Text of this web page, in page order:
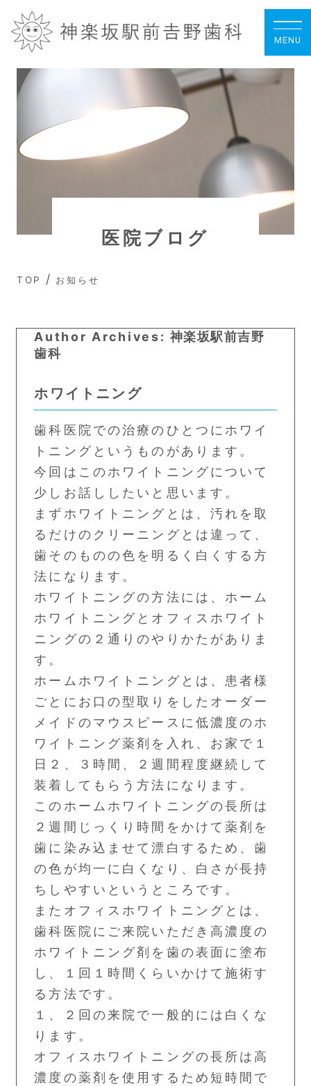
MENU
TOP
アクセス
医院ブログ
TOP / お知らせ
Author Archives: 神楽坂駅前吉野
歯科
ホワイトニング
歯科医院での治療のひとつにホワイ
トニングというものがあります。
今回はこのホワイトニングについて
少しお話ししたいと思います。
まずホワイトニングとは、汚れを取
るだけのクリーニングとは違って、
歯そのものの色を明るく白くする方
法になります。
ホワイトニングの方法には、ホーム
ホワイトニングとオフィスホワイト
ニングの２通りのやりかたがありま
す。
ホームホワイトニングとは、患者様
ごとにお口の型取りをしたオーダー
メイドのマウスピースに低濃度のホ
ワイトニング薬剤を入れ、お家で１
日２、３時間、２週間程度継続して
装着してもらう方法になります。
このホームホワイトニングの長所は
２週間じっくり時間をかけて薬剤を
歯に染み込ませて漂白するため、歯
の色が均一に白くなり、白さが長持
ちしやすいというところです。
またオフィスホワイトニングとは、
歯科医院にご来院いただき高濃度の
ホワイトニング剤を歯の表面に塗布
し、１回１時間くらいかけて施術す
る方法です。
１、２回の来院で一般的には白くな
ります。
オフィスホワイトニングの長所は高
濃度の薬剤を使用するため短時間で